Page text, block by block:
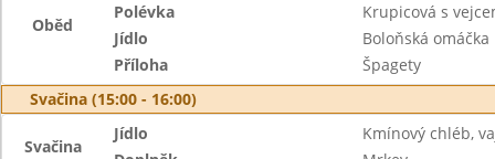
Oběd
Polévka
Krupicová s
Jídlo
Boloňská omáčka
Příloha
Špagety
Svačina (15:00 - 16:00)
Svačina
Jídlo
Kmínový chléb,